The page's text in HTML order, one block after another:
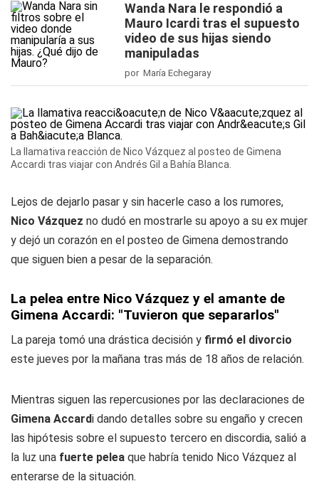
Wanda Nara le respondió a
Mauro Icardi tras el supuesto
video de sus hijas siendo
manipuladas
por María Echegaray
La llamativa reacción de Nico Vázquez al posteo de Gimena
Accardi tras viajar con Andrés Gil a Bahía Blanca.
Lejos de dejarlo pasar y sin hacerle caso a los rumores,
Nico Vázquez no dudó en mostrarle su apoyo a su ex mujer
y dejó un corazón en el posteo de Gimena demostrando
que siguen bien a pesar de la separación.
La pelea entre Nico Vázquez y el amante de
Gimena Accardi: "Tuvieron que separarlos"
La pareja tomó una drástica decisión y firmó el divorcio
este jueves por la mañana tras más de 18 años de relación.
Mientras siguen las repercusiones por las declaraciones de
Gimena Accardi dando detalles sobre su engaño y crecen
las hipótesis sobre el supuesto tercero en discordia, salió a
la luz una fuerte pelea que habría tenido Nico Vázquez al
enterarse de la situación.